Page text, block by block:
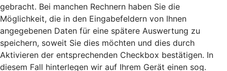
gebracht. Bei manchen Rechnern haben Sie die
Möglichkeit, die in den Eingabefeldern von Ihnen
angegebenen Daten für eine spätere Auswertung zu
speichern, soweit Sie dies möchten und dies durch
Aktivieren der entsprechenden Checkbox bestätigen. In
diesem Fall hinterlegen wir auf Ihrem Gerät einen sog.